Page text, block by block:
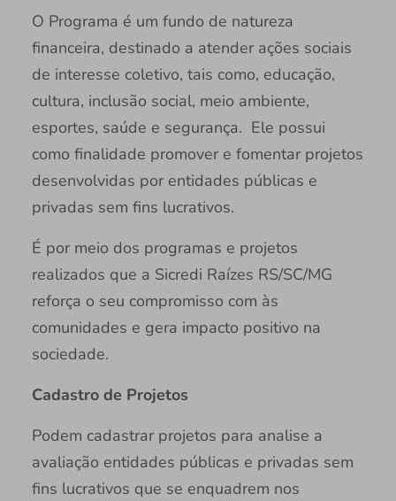
O Programa é um fundo de natureza
financeira, destinado a atender ações sociais
de interesse coletivo, tais como, educação,
cultura, inclusão social, meio ambiente,
esportes, saúde e segurança. Ele possui
como finalidade promover e fomentar projetos
desenvolvidas por entidades públicas e
privadas sem fins lucrativos.
É por meio dos programas e projetos
realizados que a Sicredi Raízes RS/SC/MG
reforça o seu compromisso com às
comunidades e gera impacto positivo na
sociedade.
Cadastro de Projetos
Podem cadastrar projetos para analise a
avaliação entidades públicas e privadas sem
fins lucrativos que se enquadrem nos